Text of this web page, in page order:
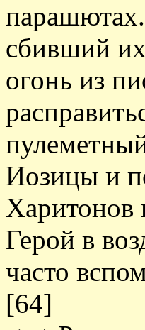
сбивший
огонь из
Иозицы и
Харитонов
Герой в
часто
[64]